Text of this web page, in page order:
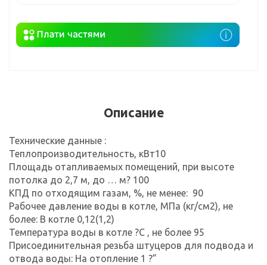
Описание
Технические данные :
Теплопроизводительность, кВт10
Площадь отапливаемых помещений, при высоте
потолка до 2,7 м, до … м? 100
КПД по отходящим газам, %, не менее: 90
Рабочее давление воды в котле, МПа (кг/см2), не
более: В котле 0,12(1,2)
Температура воды в котле ?С , не более 95
Присоединительная резьба штуцеров для подвода и
отвода воды: На отопление 1 ?”